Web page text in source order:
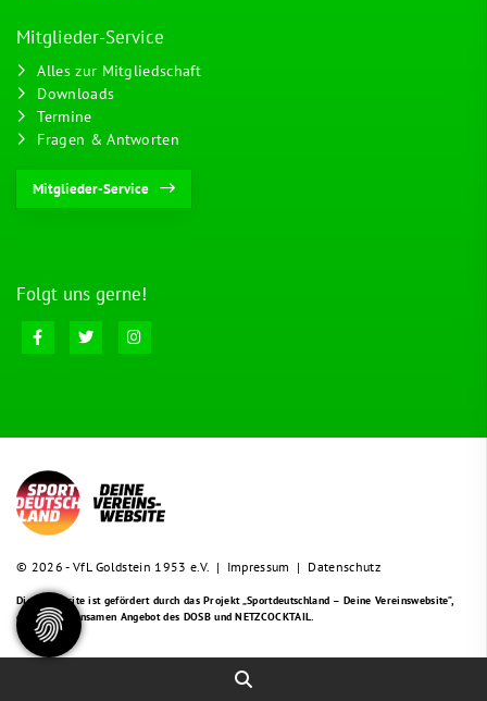
Mitglieder-Service
Alles zur Mitgliedschaft
Downloads
Termine
Fragen & Antworten
Mitglieder-Service
Folgt uns gerne!
© 2026 - VfL Goldstein 1953 e.V. | Impressum | Datenschutz
Diese Website ist gefördert durch das Projekt„Sportdeutschland – Deine Vereinswebsite”,
einem gemeinsamen Angebot des DOSB und NETZCOCKTAIL.